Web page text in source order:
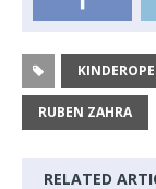
RUBEN ZAHRA
RELATED